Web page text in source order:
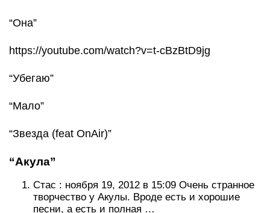
“Она”
https://youtube.com/watch?v=t-cBzBtD9jg
“Убегаю”
“Мало”
“Звезда (feat OnAir)”
“Акула”
Стас : ноября 19, 2012 в 15:09 Очень странное
творчество у Акулы. Вроде есть и хорошие
песни, а есть и полная …